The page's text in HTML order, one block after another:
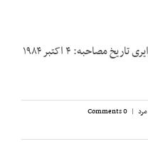
روایت‌کننده: آقای دکتر شمس‌الدین جزایری تاریخ مصاحبه: ۴ اکتبر ۱۹۸۴
مرد |
0 Comments